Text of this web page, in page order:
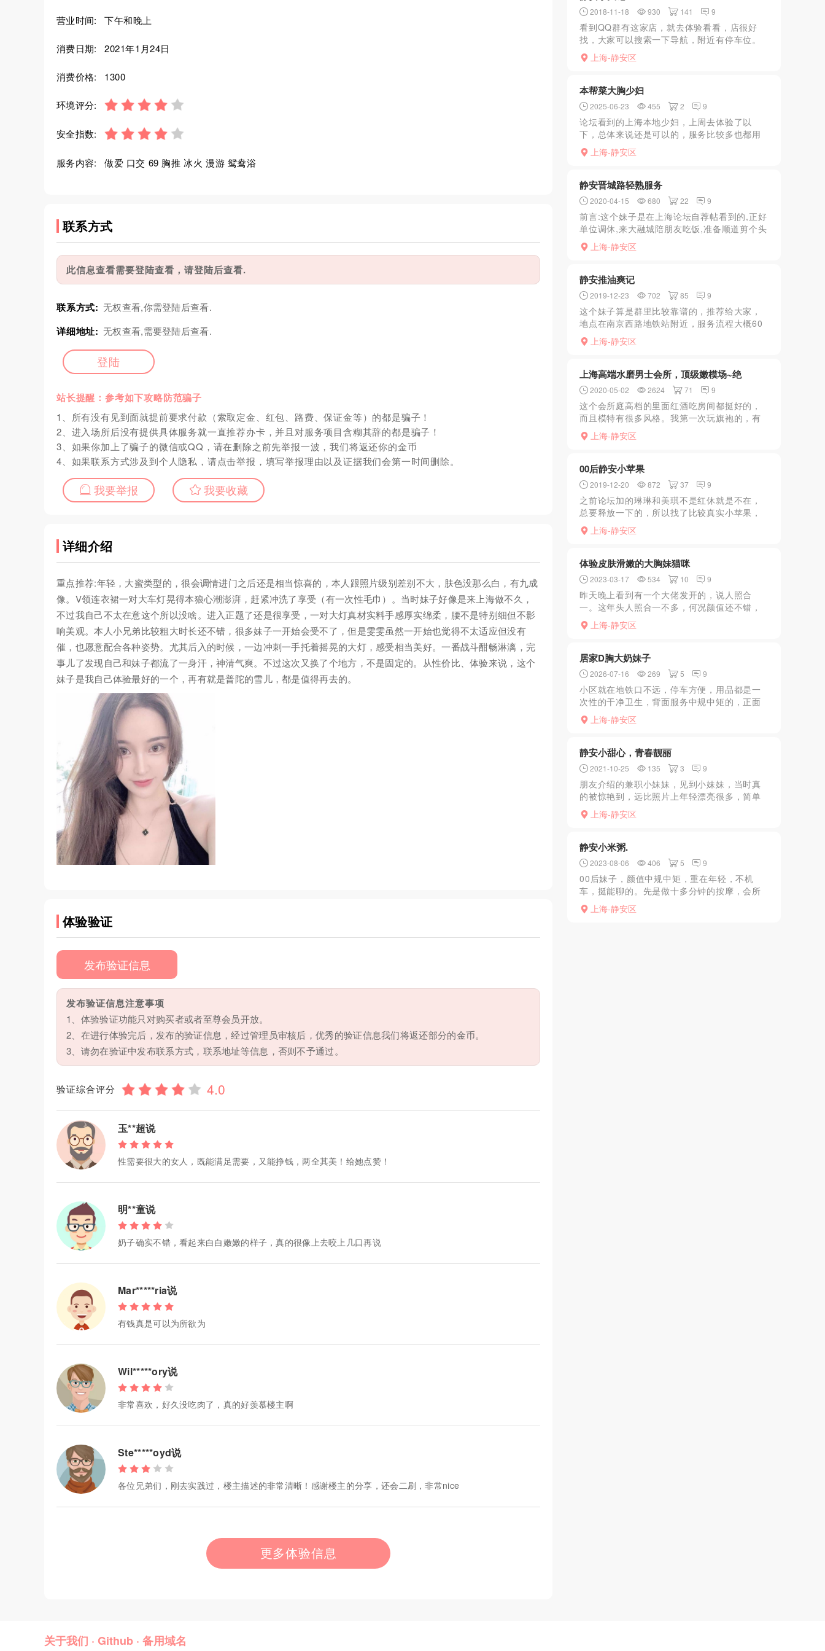
营业时间: 下午和晚上
消费日期: 2021年1月24日
消费价格: 1300
环境评分:
安全指数:
服务内容: 做爱 口交 69 胸推 冰火 漫游 鸳鸯浴
联系方式
此信息查看需要登陆查看，请登陆后查看.
联系方式: 无权查看,你需登陆后查看.
详细地址: 无权查看,需要登陆后查看.
登陆
站长提醒：参考如下攻略防范骗子
1、所有没有见到面就提前要求付款（索取定金、红包、路费、保证金等）的都是骗子！
2、进入场所后没有提供具体服务就一直推荐办卡，并且对服务项目含糊其辞的都是骗子！
3、如果你加上了骗子的微信或QQ，请在删除之前先举报一波，我们将返还你的金币
4、如果联系方式涉及到个人隐私，请点击举报，填写举报理由以及证据我们会第一时间删除。
我要举报 我要收藏
详细介绍
重点推荐:年轻，大蜜类型的，很会调情进门之后还是相当惊喜的，本人跟照片级别差别不大，肤色没那么白，有九成
像。V领连衣裙一对大车灯晃得本狼心潮澎湃，赶紧冲洗了享受（有一次性毛巾）。当时妹子好像是来上海做不久，
不过我自己不太在意这个所以没啥。进入正题了还是很享受，一对大灯真材实料手感厚实绵柔，腰不是特别细但不影
响美观。本人小兄弟比较粗大时长还不错，很多妹子一开始会受不了，但是雯雯虽然一开始也觉得不太适应但没有
催，也愿意配合各种姿势。尤其后入的时候，一边冲刺一手托着摇晃的大灯，感受相当美好。一番战斗酣畅淋漓，完
事儿了发现自己和妹子都流了一身汗，神清气爽。不过这次又换了个地方，不是固定的。从性价比、体验来说，这个
妹子是我自己体验最好的一个，再有就是普陀的雪儿，都是值得再去的。
体验验证
发布验证信息
发布验证信息注意事项
1、体验验证功能只对购买者或者至尊会员开放。
2、在进行体验完后，发布的验证信息，经过管理员审核后，优秀的验证信息我们将返还部分的金币。
3、请勿在验证中发布联系方式，联系地址等信息，否则不予通过。
验证综合评分
玉**超说
性需要很大的女人，既能满足需要，又能挣钱，两全其美！给她点赞！
明**童说
奶子确实不错，看起来白白嫩嫩的样子，真的很像上去咬上几口再说
Mar*****ria说
有钱真是可以为所欲为
Wil*****ory说
非常喜欢，好久没吃肉了，真的好羡慕楼主啊
Ste*****oyd说
各位兄弟们，刚去实践过，楼主描述的非常清晰！感谢楼主的分享，还会二刷，非常nice
更多体验信息
2018-11-18 930 141 9
看到QQ群有这家店，就去体验看看，店很好
找，大家可以搜索一下导航，附近有停车位。
中午到的，街边小店，人不多，老板带着进了
小房间，房间非常小，就一张床和一个淋浴
上海-静安区
本帮菜大胸少妇
2025-06-23 455 2 9
论坛看到的上海本地少妇，上周去体验了以
下，总体来说还是可以的，服务比较多也都用
心做了，也不催，挺健谈的感觉很不错！身材
很棒抱在怀里很舒服…据说还可以提供汗蒸理
上海-静安区
静安晋城路轻熟服务
2020-04-15 680 22 9
前言:这个妹子是在上海论坛自荐帖看到的,正好
单位调休,来大融城陪朋友吃饭,准备顺道剪个头
发,之前加了这个妹子,知道这个妹子就在附近,
喝了两瓶啤酒,心痒难耐,于是打开炮Q,遂询问有
上海-静安区
静安推油爽记
2019-12-23 702 85 9
这个妹子算是群里比较靠谱的，推荐给大家，
地点在南京西路地铁站附近，服务流程大概60
分钟，，安全性不错，推油大家都懂的，手，
胸，臀都可以。加钟可以全套大，没舍得加。
上海-静安区
上海高端水磨男士会所，顶级嫩模场~绝
2020-05-02 2624 71 9
这个会所庭高档的里面红酒吃房间都挺好的，
而且模特有很多风格。我第一次玩旗袍的，有
点新鲜感。我写东西不行属于行动派的。，果
然不假。身材，脸蛋，皮肤，阴无一不是极.
上海-静安区
00后静安小苹果
2019-12-20 872 37 9
之前论坛加的琳琳和美琪不是红休就是不在，
总要释放一下的，所以找了比较真实小苹果，
照片是本人，套路一样。到地方拍照指挥上
楼，一人租，空调暖和，真人和照片90%，小
上海-静安区
体验皮肤滑嫩的大胸妹猫咪
2023-03-17 534 10 9
昨天晚上看到有一个大佬发开的，说人照合
一。这年头人照合一不多，何况颜值还不错，
今天立刻出发。 住的小区是电梯楼，但也是一
梯七八户那种，人稍微杂了点。大家cj尽量还是
上海-静安区
居家D胸大奶妹子
2026-07-16 269 5 9
小区就在地铁口不远，停车方便，用品都是一
次性的干净卫生，背面服务中规中矩的，正面
的口活没的说，毒龙钻的也到位，由于长时间
没玩，在妹妹的口活下2分钟缴械。休息了一会
上海-静安区
静安小甜心，青春靓丽
2021-10-25 135 3 9
朋友介绍的兼职小妹妹，见到小妹妹，当时真
的被惊艳到，远比照片上年轻漂亮很多，简单
互撩缓解尴尬之后，开始浴室洗澡，小妹妹帮
我洗的，洗澡后我迫不及待的把她抱上床，小
上海-静安区
静安小米粥.
2023-08-06 406 5 9
00后妹子，颜值中规中矩，重在年轻，不机
车，挺能聊的。先是做十多分钟的按摩，会所
出来的，手法挺到位，后续就是做服务，最后
口爆出货，全程下来大概50分钟。4张的价格真
上海-静安区
关于我们 · Github · 备用域名